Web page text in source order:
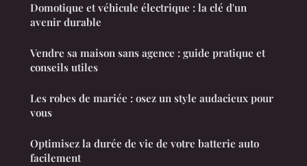
Domotique et véhicule électrique : la clé d'un
avenir durable
Vendre sa maison sans agence : guide pratique et
conseils utiles
Les robes de mariée : osez un style audacieux pour
vous
Optimisez la durée de vie de votre batterie auto
facilement